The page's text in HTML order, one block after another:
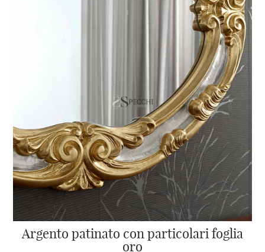
Argento patinato con particolari foglia
oro